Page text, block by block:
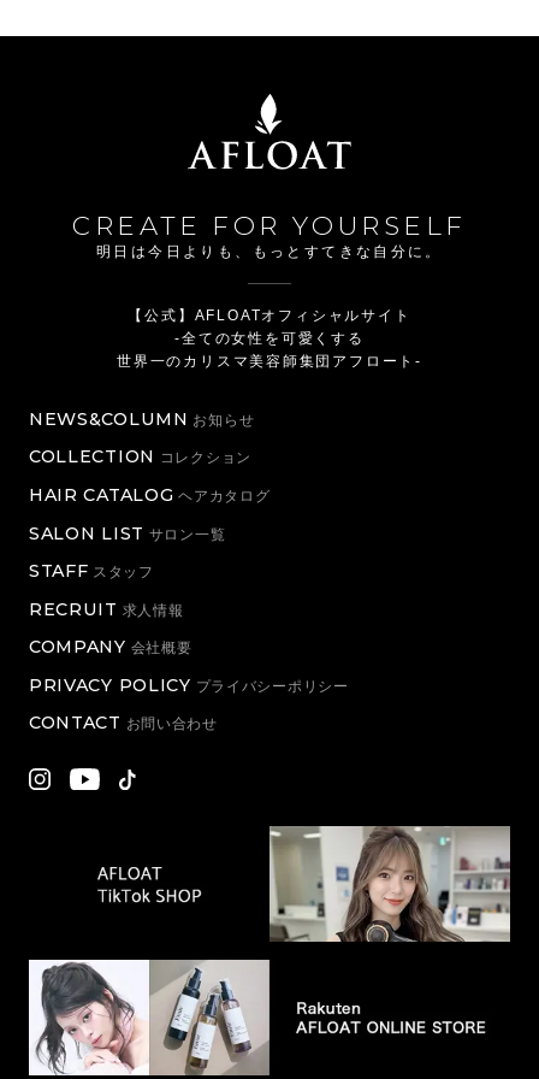
CREATE FOR YOURSELF
明日は今日よりも、もっとすてきな自分に。
【公式】AFLOATオフィシャルサイト
-全ての女性を可愛くする
世界一のカリスマ美容師集団アフロート-
NEWS&COLUMN お知らせ
COLLECTION コレクション
HAIR CATALOG ヘアカタログ
SALON LIST サロン一覧
STAFF スタッフ
RECRUIT 求人情報
COMPANY 会社概要
PRIVACY POLICY プライバシーポリシー
CONTACT お問い合わせ